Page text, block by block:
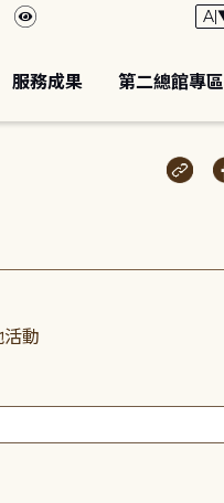
服務成果 第二總館專區
動